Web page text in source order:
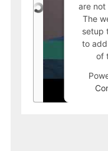
are not
The
setup
to
of